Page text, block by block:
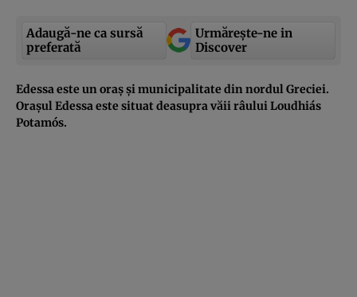
Adaugă-ne ca sursă
preferată
Urmărește-ne in
Discover
Edessa este un oraș și municipalitate din nordul Greciei.
Orașul Edessa este situat deasupra văii râului Loudhiás
Potamós.